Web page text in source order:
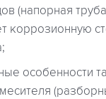
(напорная
коррозионную
особенности